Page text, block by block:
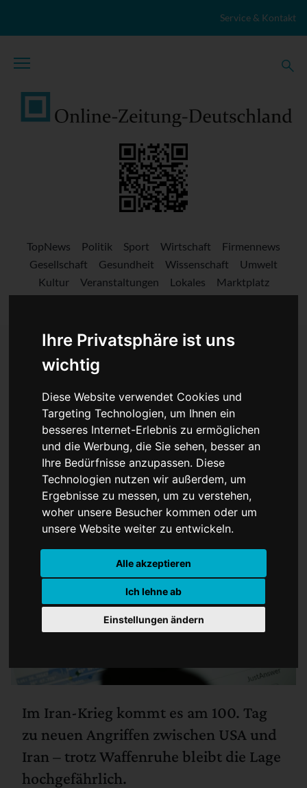
Ihre Privatsphäre ist uns
wichtig
Diese Website verwendet Cookies und
Targeting Technologien, um Ihnen ein
besseres Internet-Erlebnis zu ermöglichen
und die Werbung, die Sie sehen, besser an
Ihre Bedürfnisse anzupassen. Diese
Technologien nutzen wir außerdem, um
Ergebnisse zu messen, um zu verstehen,
woher unsere Besucher kommen oder um
unsere Website weiter zu entwickeln.
Alle akzeptieren
Ich lehne ab
Einstellungen ändern
Service & Kontakt
TopNews Politik Sport Wirtschaft
Firmennews
Gesellschaft
Gesundheit Wissenschaft
Umwelt
Kultur
Veranstaltungen Lokales
Marktplatz
Stellenangebote
Iran-Krieg eskaliert am
100. Tag: Drohnen,
Raketen und neue
Angriffe
Im Iran-Krieg kommt es am 100. Tag
zu neuen Angriffen zwischen USA und
Iran – trotz Waffenruhe bleibt die Lage
hochgefährlich.